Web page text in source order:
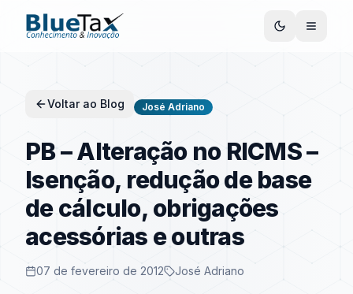
Voltar ao Blog José Adriano
PB – Alteração no RICMS –
Isenção, redução de base
de cálculo, obrigações
acessórias e outras
07 de fevereiro de 2012 José Adriano